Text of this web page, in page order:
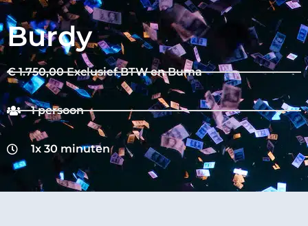
Burdy
€ 1.750,00 Exclusief BTW en Buma
1 persoon
1x 30 minuten